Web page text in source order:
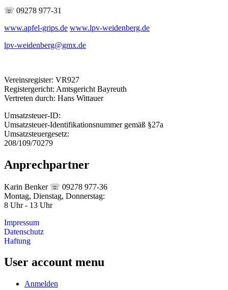
☏ 09278 977-31
www.apfel-grips.de www.lpv-weidenberg.de
lpv-weidenberg@gmx.de
Vereinsregister: VR927
Registergericht: Amtsgericht Bayreuth
Vertreten durch: Hans Wittauer
Umsatzsteuer-ID:
Umsatzsteuer-Identifikationsnummer gemäß §27a
Umsatzsteuergesetz:
208/109/70279
Anprechpartner
Karin Benker ☏ 09278 977-36
Montag, Dienstag, Donnerstag:
8 Uhr - 13 Uhr
Impressum
Datenschutz
Haftung
User account menu
Anmelden